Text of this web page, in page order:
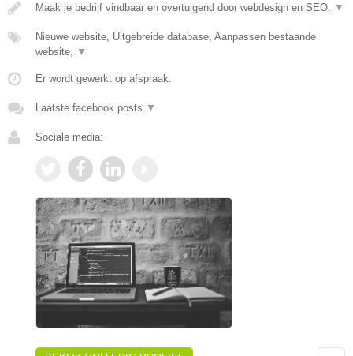
Maak je bedrijf vindbaar en overtuigend door webdesign en SEO. ▼
Nieuwe website, Uitgebreide database, Aanpassen bestaande
website,
▼
Er wordt gewerkt op afspraak.
Laatste facebook posts ▼
Sociale media: